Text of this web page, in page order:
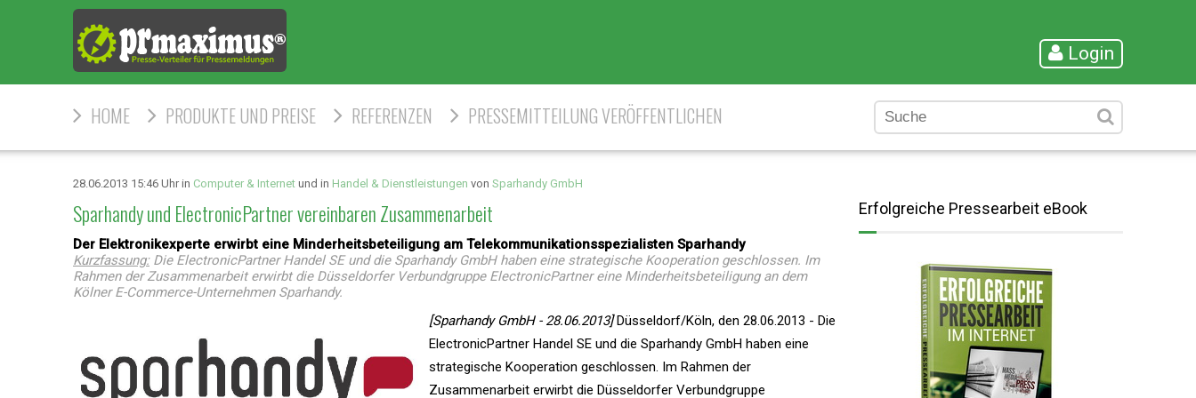
Login
HOME PRODUKTE UND PREISE REFERENZEN PRESSEMITTEILUNG VERÖFFENTLICHEN
28.06.2013 15:46 Uhr in Computer & Internet und in Handel & Dienstleistungen von Sparhandy GmbH
Sparhandy und ElectronicPartner vereinbaren Zusammenarbeit
Der Elektronikexperte erwirbt eine Minderheitsbeteiligung am Telekommunikationsspezialisten Sparhandy
Kurzfassung:Die ElectronicPartner Handel SE und die Sparhandy GmbH haben eine strategische Kooperation geschlossen. Im
Rahmen der Zusammenarbeit erwirbt die Düsseldorfer Verbundgruppe ElectronicPartner eine Minderheitsbeteiligung an dem
Kölner E-Commerce-Unternehmen Sparhandy.
[Sparhandy GmbH - 28.06.2013]Düsseldorf/Köln, den 28.06.2013 - Die
ElectronicPartner Handel SE und die Sparhandy GmbH haben eine
strategische Kooperation geschlossen. Im Rahmen der
Zusammenarbeit erwirbt die Düsseldorfer Verbundgruppe
Erfolgreiche Pressearbeit eBook